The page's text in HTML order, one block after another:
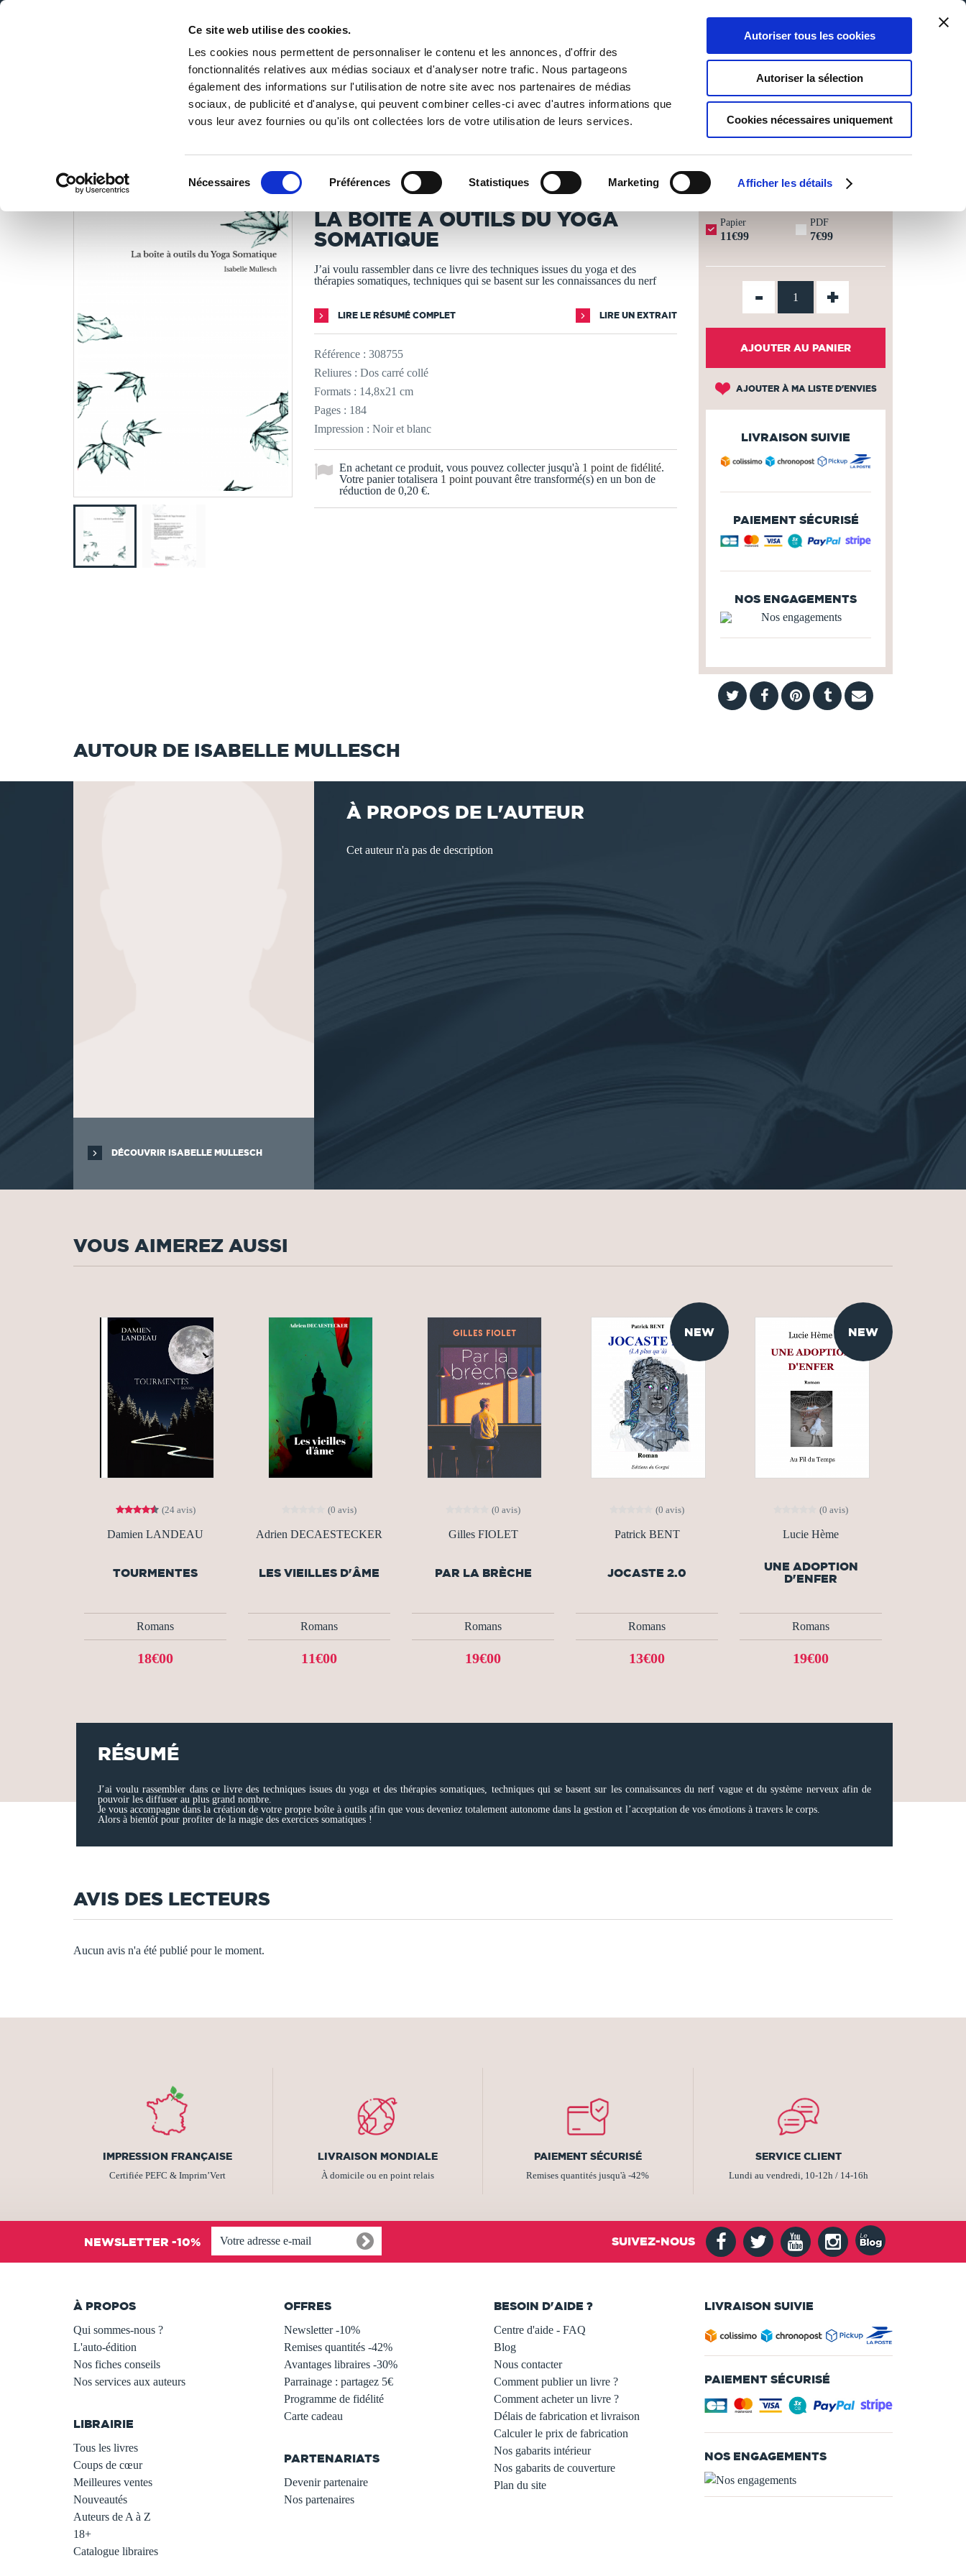
Ce site web utilise des cookies.
Les cookies nous permettent de personnaliser le contenu et les annonces, d'offrir des
fonctionnalités relatives aux médias sociaux et d'analyser notre trafic. Nous partageons
également des informations sur l'utilisation de notre site avec nos partenaires de médias
sociaux, de publicité et d'analyse, qui peuvent combiner celles-ci avec d'autres informations que
vous leur avez fournies ou qu'ils ont collectées lors de votre utilisation de leurs services.
Nécessaires Préférences Statistiques Marketing Afficher les détails
Autoriser tous les cookies
Autoriser la sélection
Cookies nécessaires uniquement
DE LA PAGE BLANCHE... AU BEST SELLER
0
Panier
0
Ma liste
Connexion
PUBLIER UN LIVRE LIBRAIRIE
/ Art de vivre / Bien-être, santé, famille / La boîte à outils du Yoga Somatique
LES LIVRES SONT IMPRIMÉS À LA DEMANDE - DÉLAI ACTUEL : 3 À 5 JOURS OUVRÉS ⏱️
Isabelle Mullesch
LA BOÎTE À OUTILS DU YOGA
SOMATIQUE
J’ai voulu rassembler dans ce livre des techniques issues du yoga et des
thérapies somatiques, techniques qui se basent sur les connaissances du nerf
LIRE LE RÉSUMÉ COMPLET LIRE UN EXTRAIT
Référence : 308755
Reliures : Dos carré collé
Formats : 14,8x21 cm
Pages : 184
Impression : Noir et blanc
En achetant ce produit, vous pouvez collecter jusqu'à 1 point de fidélité.
Votre panier totalisera 1 point pouvant être transformé(s) en un bon de
réduction de 0,20 €.
Papier
11€99
PDF
7€99
- +
AJOUTER AU PANIER
AJOUTER À MA LISTE D'ENVIES
LIVRAISON SUIVIE
PAIEMENT SÉCURISÉ
NOS ENGAGEMENTS
AUTOUR DE ISABELLE MULLESCH
DÉCOUVRIR ISABELLE MULLESCH
À PROPOS DE L'AUTEUR
Cet auteur n'a pas de description
VOUS AIMEREZ AUSSI
(24 avis)
Damien LANDEAU
TOURMENTES
Romans
18€00
(0 avis)
Adrien DECAESTECKER
LES VIEILLES D'ÂME
Romans
11€00
(0 avis)
Gilles FIOLET
PAR LA BRÈCHE
Romans
19€00
NEW
(0 avis)
Patrick BENT
JOCASTE 2.0
Romans
13€00
NEW
(0 avis)
Lucie Hème
UNE ADOPTION
D'ENFER
Romans
19€00
RÉSUMÉ
J’ai voulu rassembler dans ce livre des techniques issues du yoga et des thérapies somatiques, techniques qui se basent sur les connaissances du nerf vague et du système nerveux afin de
pouvoir les diffuser au plus grand nombre.
Je vous accompagne dans la création de votre propre boîte à outils afin que vous deveniez totalement autonome dans la gestion et l’acceptation de vos émotions à travers le corps.
Alors à bientôt pour profiter de la magie des exercices somatiques !
AVIS DES LECTEURS
Aucun avis n'a été publié pour le moment.
IMPRESSION FRANÇAISE
Certifiée PEFC & Imprim’Vert
LIVRAISON MONDIALE
À domicile ou en point relais
PAIEMENT SÉCURISÉ
Remises quantités jusqu'à -42%
SERVICE CLIENT
Lundi au vendredi, 10-12h / 14-16h
NEWSLETTER -10% SUIVEZ-NOUS
À PROPOS
Qui sommes-nous ?
L'auto-édition
Nos fiches conseils
Nos services aux auteurs
LIBRAIRIE
Tous les livres
Coups de cœur
Meilleures ventes
Nouveautés
Auteurs de A à Z
18+
Catalogue libraires
OFFRES
Newsletter -10%
Remises quantités -42%
Avantages libraires -30%
Parrainage : partagez 5€
Programme de fidélité
Carte cadeau
PARTENARIATS
Devenir partenaire
Nos partenaires
BESOIN D'AIDE ?
Centre d'aide - FAQ
Blog
Nous contacter
Comment publier un livre ?
Comment acheter un livre ?
Délais de fabrication et livraison
Calculer le prix de fabrication
Nos gabarits intérieur
Nos gabarits de couverture
Plan du site
LIVRAISON SUIVIE
PAIEMENT SÉCURISÉ
NOS ENGAGEMENTS